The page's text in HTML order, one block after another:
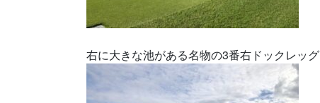
右に大きな池がある名物の3番右ドックレッグ